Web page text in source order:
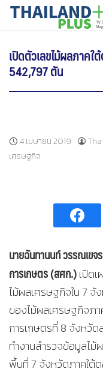
SkipTHAILANDPLUS
เปิดตัวเลขไม้ผลภาค
542,797 ตัน
4 เมษายน 2019
เศรษฐกิจ
นายฉันทานนท์ วรรณเขจ
การเกษตร (สศก.)เปิด
ไม้ผลเศรษฐกิจใน 7 จั
ของไม้ผลเศรษฐกิจภ
การเกษตรที่ 8 จังหวั
ทำงานสำรวจข้อมูลไม้
พื้นที่ 7 จังหวัดภาคใต้